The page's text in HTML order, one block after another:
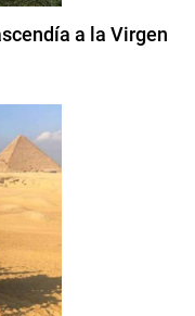
a la Virgen